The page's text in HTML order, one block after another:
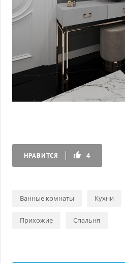
НРАВИТСЯ 4
Ванные комнаты Кухни
Прихожие Спальня